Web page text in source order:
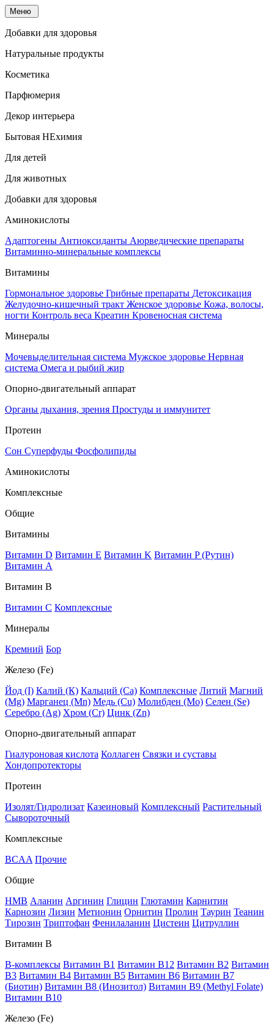
Меню
Добавки для здоровья
Натуральные продукты
Косметика
Парфюмерия
Декор интерьера
Бытовая НЕхимия
Для детей
Для животных
Добавки для здоровья
Аминокислоты
Адаптогены Антиоксиданты Аюрведические препараты
Витаминно-минеральные комплексы
Витамины
Гормональное здоровье Грибные препараты Детоксикация
Желудочно-кишечный тракт Женское здоровье Кожа, волосы,
ногти Контроль веса Креатин Кровеносная система
Минералы
Мочевыделительная система Мужское здоровье Нервная
система Омега и рыбий жир
Опорно-двигательный аппарат
Органы дыхания, зрения Простуды и иммунитет
Протеин
Сон Суперфуды Фосфолипиды
Аминокислоты
Комплексные
Общие
Витамины
Витамин D Витамин E Витамин K Витамин P (Рутин)
Витамин А
Витамин В
Витамин C Комплексные
Минералы
Кремний Бор
Железо (Fe)
Йод (I) Калий (К) Кальций (Са) Комплексные Литий Магний
(Mg) Марганец (Mn) Медь (Сu) Молибден (Мо) Селен (Se)
Серебро (Ag) Хром (Cr) Цинк (Zn)
Опорно-двигательный аппарат
Гиалуроновая кислота Коллаген Связки и суставы
Хондопротекторы
Протеин
Изолят/Гидролизат Казеиновый Комплексный Растительный
Сывороточный
Комплексные
BCAA Прочие
Общие
HMB Аланин Аргинин Глицин Глютамин Карнитин
Карнозин Лизин Метионин Орнитин Пролин Таурин Теанин
Тирозин Триптофан Фенилаланин Цистеин Цитруллин
Витамин В
B-комплексы Витамин B1 Витамин B12 Витамин B2 Витамин
B3 Витамин B4 Витамин B5 Витамин B6 Витамин B7
(Биотин) Витамин B8 (Инозитол) Витамин B9 (Methyl Folate)
Витамин В10
Железо (Fe)